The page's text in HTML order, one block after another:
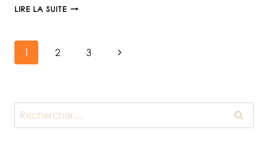
LIRE LA SUITEFORMATION
L’AFREJ
Navigation
page
1 2 3
Page
Rechercher :